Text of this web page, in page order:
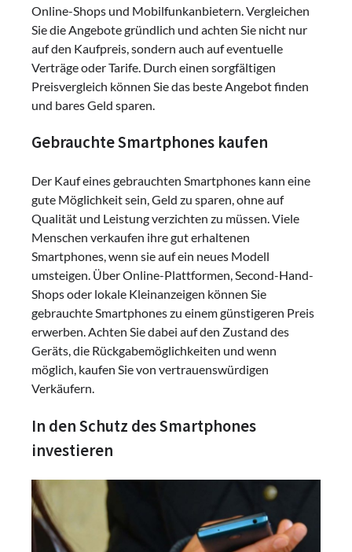
Online-Shops und Mobilfunkanbietern. Vergleichen
Sie die Angebote gründlich und achten Sie nicht nur
auf den Kaufpreis, sondern auch auf eventuelle
Verträge oder Tarife. Durch einen sorgfältigen
Preisvergleich können Sie das beste Angebot finden
und bares Geld sparen.
Gebrauchte Smartphones kaufen
Der Kauf eines gebrauchten Smartphones kann eine
gute Möglichkeit sein, Geld zu sparen, ohne auf
Qualität und Leistung verzichten zu müssen. Viele
Menschen verkaufen ihre gut erhaltenen
Smartphones, wenn sie auf ein neues Modell
umsteigen. Über Online-Plattformen, Second-Hand-
Shops oder lokale Kleinanzeigen können Sie
gebrauchte Smartphones zu einem günstigeren Preis
erwerben. Achten Sie dabei auf den Zustand des
Geräts, die Rückgabemöglichkeiten und wenn
möglich, kaufen Sie von vertrauenswürdigen
Verkäufern.
In den Schutz des Smartphones
investieren